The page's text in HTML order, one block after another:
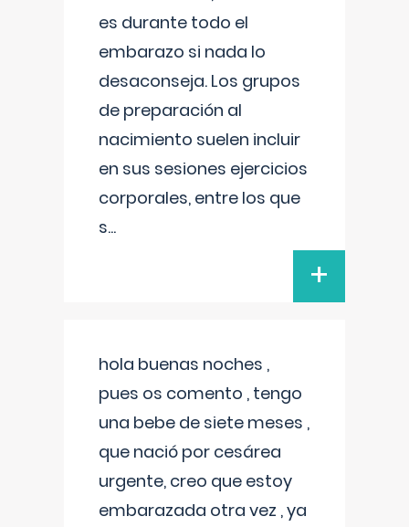
es durante todo el
embarazo si nada lo
desaconseja. Los grupos
de preparación al
nacimiento suelen incluir
en sus sesiones ejercicios
corporales, entre los que
s...
+
hola buenas noches ,
pues os comento , tengo
una bebe de siete meses ,
que nació por cesárea
urgente, creo que estoy
embarazada otra vez , ya